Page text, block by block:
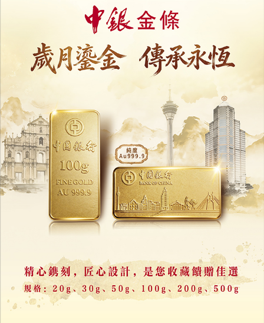
130152
​終院司機涉嫌虛報資料
騙12萬元家庭津貼遭法辦
05/03/2026 32910